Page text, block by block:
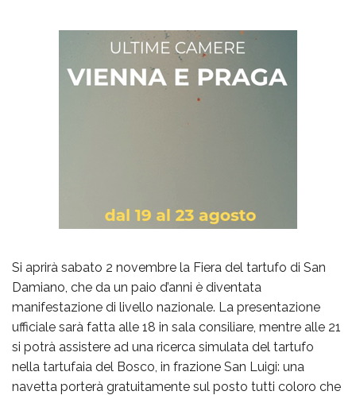
Si aprirà sabato 2 novembre la Fiera del tartufo di San
Damiano, che da un paio d’anni è diventata
manifestazione di livello nazionale. La presentazione
ufficiale sarà fatta alle 18 in sala consiliare, mentre alle 21
si potrà assistere ad una ricerca simulata del tartufo
nella tartufaia del Bosco, in frazione San Luigi: una
navetta porterà gratuitamente sul posto tutti coloro che